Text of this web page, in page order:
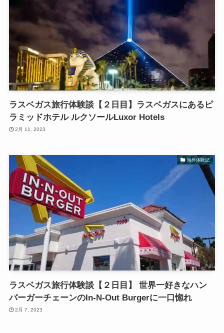
ラスベガス旅行体験談【２日目】ラスベガスにあるピ
ラミッドホテル ルクソールLuxor Hotels
2月 11, 2023
海外体験記
ラスベガス旅行体験談【２日目】 世界一好きなハン
バーガーチェーンのIn-N-Out Burgerに一口惚れ
2月 7, 2023